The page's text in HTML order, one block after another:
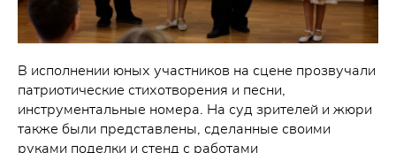
В исполнении юных участников на сцене прозвучали
патриотические стихотворения и песни,
инструментальные номера. На суд зрителей и жюри
также были представлены, сделанные своими
руками поделки и стенд с работами